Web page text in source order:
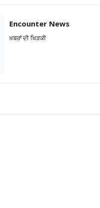
Encounter News
ਖ਼ਬਰਾਂ ਦੀ ਖਿੜਕੀ